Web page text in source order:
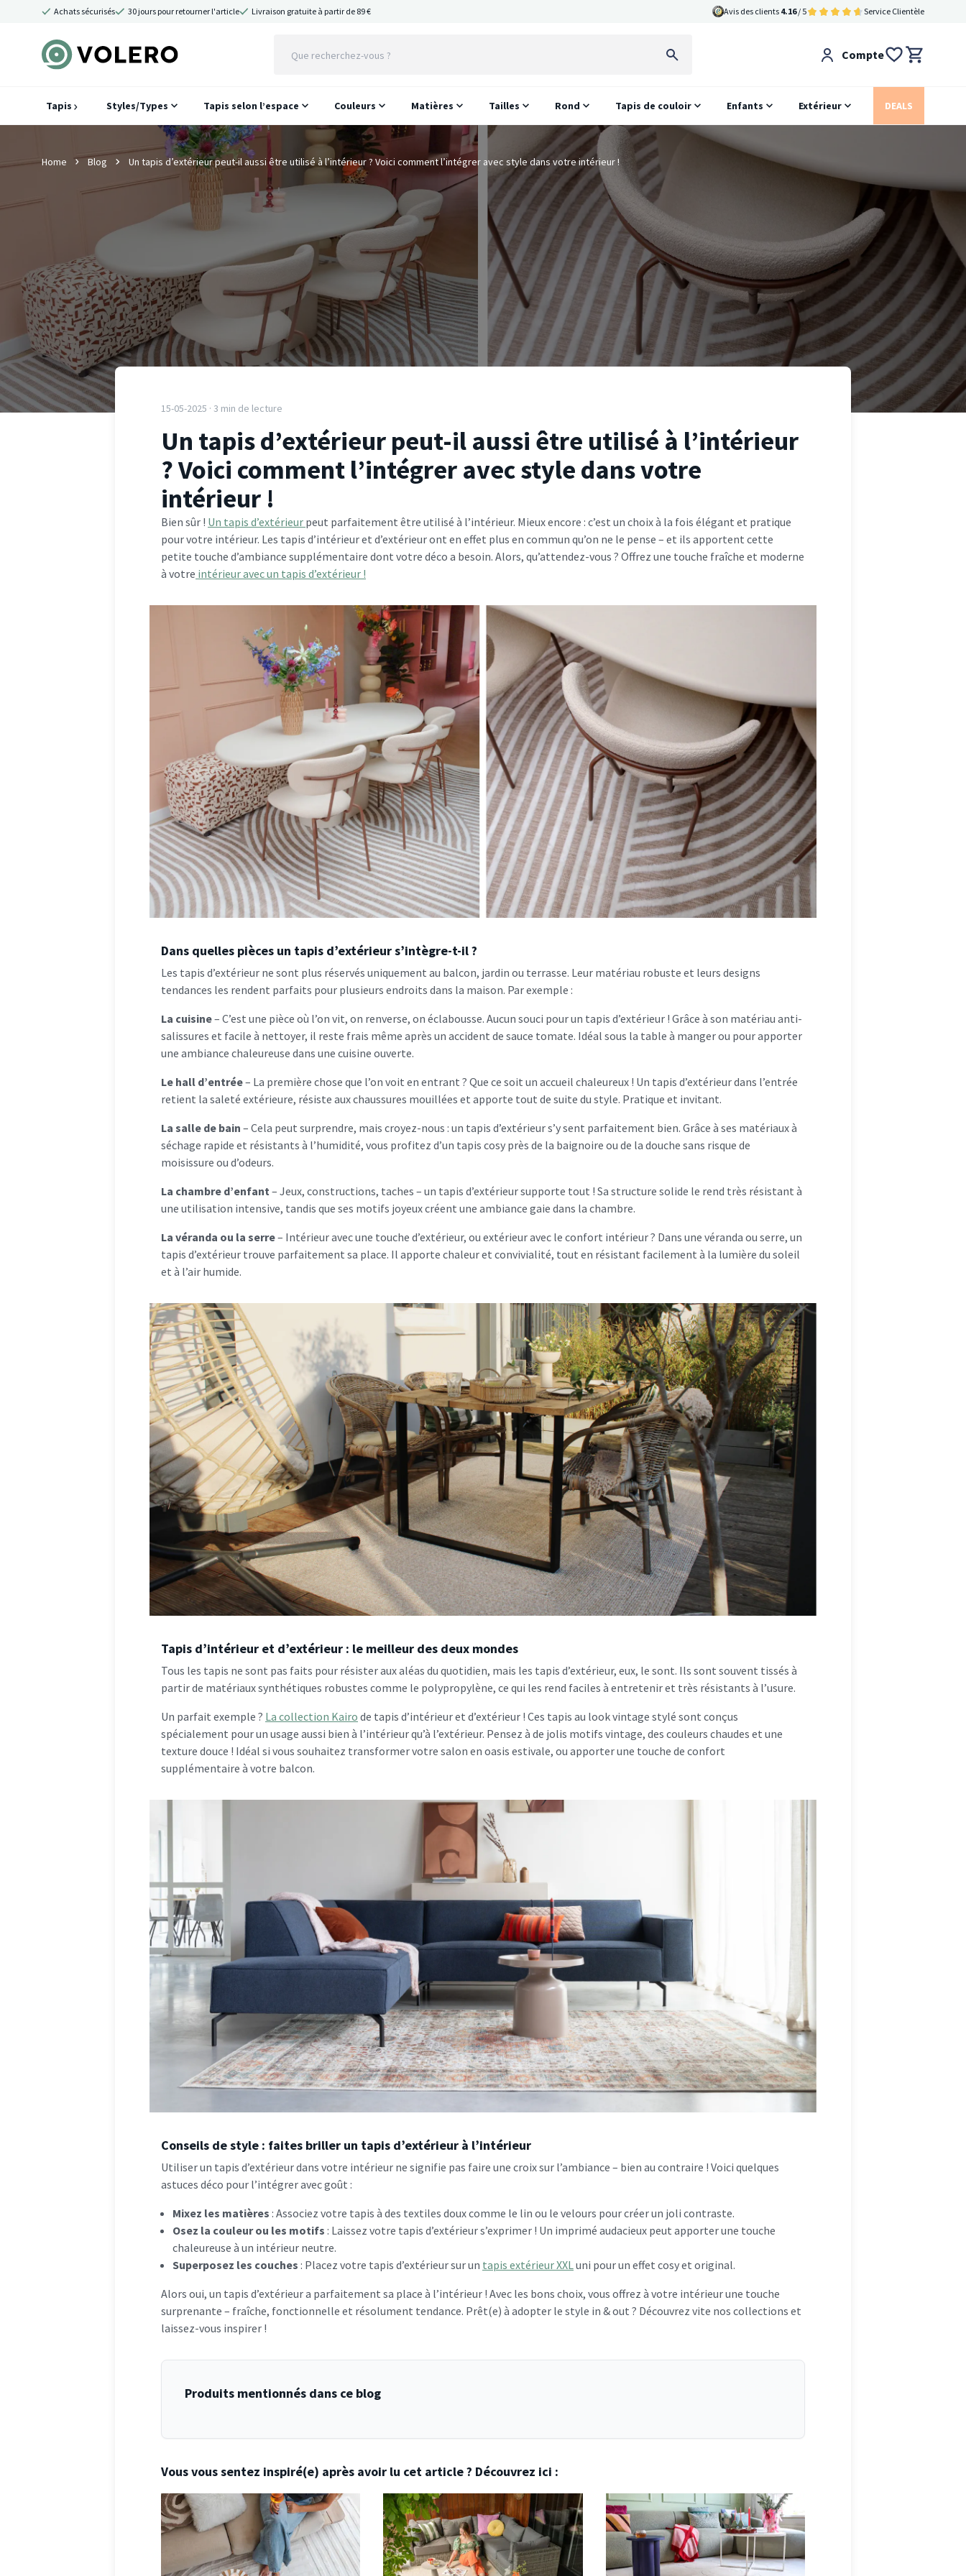
Achats sécurisés 30 jours pour retourner l'article Livraison gratuite à partir de 89 € Avis des clients 4.16/ 5 Service Clientèle
Compte
Tapis Styles/Types Tapis selon l’espace Couleurs Matières Tailles Rond Tapis de couloir Enfants Extérieur DEALS
Home Blog Un tapis d’extérieur peut-il aussi être utilisé à l’intérieur ? Voici comment l’intégrer avec style dans votre intérieur !
15-05-2025 · 3 min de lecture
Un tapis d’extérieur peut-il aussi être utilisé à l’intérieur
? Voici comment l’intégrer avec style dans votre
intérieur !
Bien sûr ! Un tapis d’extérieur peut parfaitement être utilisé à l’intérieur. Mieux encore : c’est un choix à la fois élégant et pratique
pour votre intérieur. Les tapis d’intérieur et d’extérieur ont en effet plus en commun qu’on ne le pense – et ils apportent cette
petite touche d’ambiance supplémentaire dont votre déco a besoin. Alors, qu’attendez-vous ? Offrez une touche fraîche et moderne
à votre intérieur avec un tapis d’extérieur !
Dans quelles pièces un tapis d’extérieur s’intègre-t-il ?
Les tapis d’extérieur ne sont plus réservés uniquement au balcon, jardin ou terrasse. Leur matériau robuste et leurs designs
tendances les rendent parfaits pour plusieurs endroits dans la maison. Par exemple :
La cuisine– C’est une pièce où l’on vit, on renverse, on éclabousse. Aucun souci pour un tapis d’extérieur ! Grâce à son matériau anti-
salissures et facile à nettoyer, il reste frais même après un accident de sauce tomate. Idéal sous la table à manger ou pour apporter
une ambiance chaleureuse dans une cuisine ouverte.
Le hall d’entrée– La première chose que l’on voit en entrant ? Que ce soit un accueil chaleureux ! Un tapis d’extérieur dans l’entrée
retient la saleté extérieure, résiste aux chaussures mouillées et apporte tout de suite du style. Pratique et invitant.
La salle de bain – Cela peut surprendre, mais croyez-nous : un tapis d’extérieur s’y sent parfaitement bien. Grâce à ses matériaux à
séchage rapide et résistants à l’humidité, vous profitez d’un tapis cosy près de la baignoire ou de la douche sans risque de
moisissure ou d’odeurs.
La chambre d’enfant – Jeux, constructions, taches – un tapis d’extérieur supporte tout ! Sa structure solide le rend très résistant à
une utilisation intensive, tandis que ses motifs joyeux créent une ambiance gaie dans la chambre.
La véranda ou la serre– Intérieur avec une touche d’extérieur, ou extérieur avec le confort intérieur ? Dans une véranda ou serre, un
tapis d’extérieur trouve parfaitement sa place. Il apporte chaleur et convivialité, tout en résistant facilement à la lumière du soleil
et à l’air humide.
Tapis d’intérieur et d’extérieur : le meilleur des deux mondes
Tous les tapis ne sont pas faits pour résister aux aléas du quotidien, mais les tapis d’extérieur, eux, le sont. Ils sont souvent tissés à
partir de matériaux synthétiques robustes comme le polypropylène, ce qui les rend faciles à entretenir et très résistants à l’usure.
Un parfait exemple ? La collection Kairo de tapis d’intérieur et d’extérieur ! Ces tapis au look vintage stylé sont conçus
spécialement pour un usage aussi bien à l’intérieur qu’à l’extérieur. Pensez à de jolis motifs vintage, des couleurs chaudes et une
texture douce ! Idéal si vous souhaitez transformer votre salon en oasis estivale, ou apporter une touche de confort
supplémentaire à votre balcon.
Conseils de style : faites briller un tapis d’extérieur à l’intérieur
Utiliser un tapis d’extérieur dans votre intérieur ne signifie pas faire une croix sur l’ambiance – bien au contraire ! Voici quelques
astuces déco pour l’intégrer avec goût :
Mixez les matières : Associez votre tapis à des textiles doux comme le lin ou le velours pour créer un joli contraste.
Osez la couleur ou les motifs : Laissez votre tapis d’extérieur s’exprimer ! Un imprimé audacieux peut apporter une touche
chaleureuse à un intérieur neutre.
Superposez les couches : Placez votre tapis d’extérieur sur un tapis extérieur XXLuni pour un effet cosy et original.
Alors oui, un tapis d’extérieur a parfaitement sa place à l’intérieur ! Avec les bons choix, vous offrez à votre intérieur une touche
surprenante – fraîche, fonctionnelle et résolument tendance. Prêt(e) à adopter le style in & out ? Découvrez vite nos collections et
laissez-vous inspirer !
Produits mentionnés dans ce blog
Vous vous sentez inspiré(e) après avoir lu cet article ? Découvrez ici :